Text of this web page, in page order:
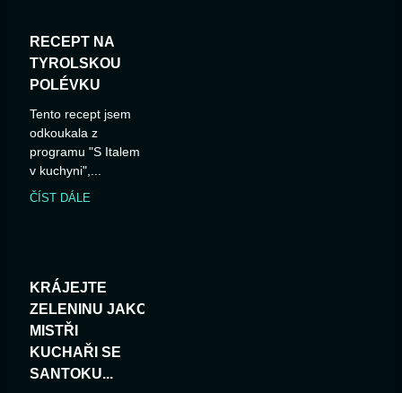
RECEPT NA
TYROLSKOU
POLÉVKU
Tento recept jsem
odkoukala z
programu "S Italem
v kuchyni",...
ČÍST DÁLE
KRÁJEJTE
ZELENINU JAKO
MISTŘI
KUCHAŘI SE
SANTOKU...